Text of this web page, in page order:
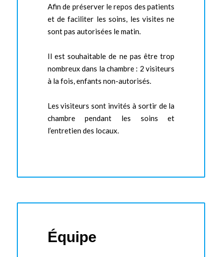
Afin de préserver le repos des patients
et de faciliter les soins, les visites ne
sont pas autorisées le matin.
Il est souhaitable de ne pas être trop
nombreux dans la chambre : 2 visiteurs
à la fois, enfants non-autorisés.
Les visiteurs sont invités à sortir de la
chambre pendant les soins et
l’entretien des locaux.
Équipe